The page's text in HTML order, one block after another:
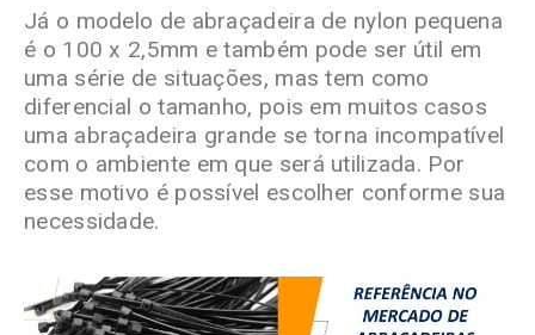
Já o modelo de abraçadeira de nylon pequena
é o 100 x 2,5mm e também pode ser útil em
uma série de situações, mas tem como
diferencial o tamanho, pois em muitos casos
uma abraçadeira grande se torna incompatível
com o ambiente em que será utilizada. Por
esse motivo é possível escolher conforme sua
necessidade.